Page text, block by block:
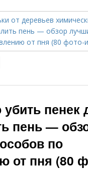
убить пенек
пень —
по
от пня (80